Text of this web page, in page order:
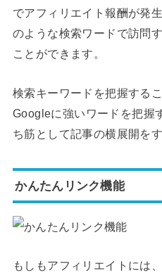
でアフィリエイト報酬が発
のような検索ワードで訪問
ことができます。
検索キーワードを把握する
Googleに強いワードを把握
ち筋として記事の横展開を
かんたんリンク機能
もしもアフィリエイトには